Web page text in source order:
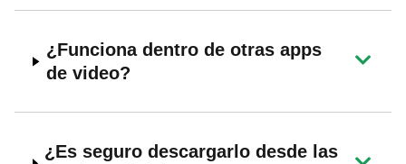
¿Funciona dentro de otras apps
de video?
¿Es seguro descargarlo desde las